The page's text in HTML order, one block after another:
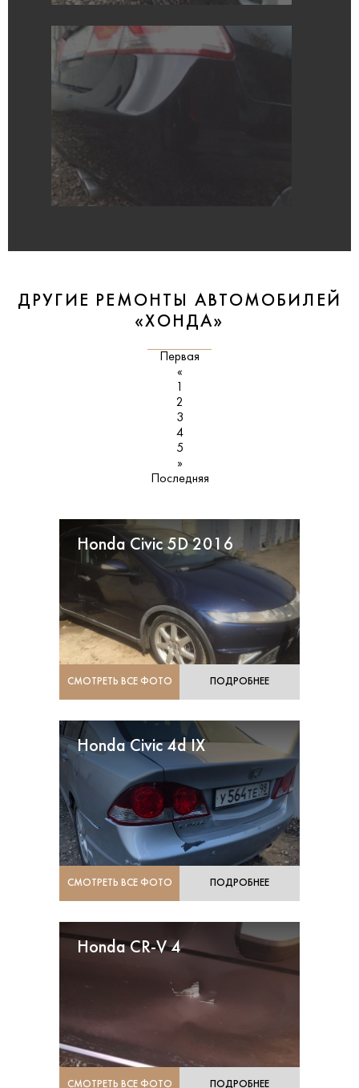
ДРУГИЕ РЕМОНТЫ АВТОМОБИЛЕЙ
«ХОНДА»
Первая
«
2
3
4
5
»
Последняя
Honda Civic 5D 2016
СМОТРЕТЬ ВСЕ ФОТО ПОДРОБНЕЕ
Honda Civic 4d IX
СМОТРЕТЬ ВСЕ ФОТО ПОДРОБНЕЕ
Honda CR-V 4
СМОТРЕТЬ ВСЕ ФОТО ПОДРОБНЕЕ